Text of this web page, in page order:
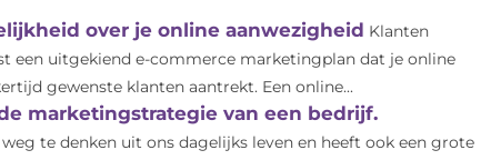
over je online aanwezigheid Klanten
een uitgekiend e-commerce marketingplan dat je online
gewenste klanten aantrekt. Een online...
marketingstrategie van een bedrijf.
te denken uit ons dagelijks leven en heeft ook een grote